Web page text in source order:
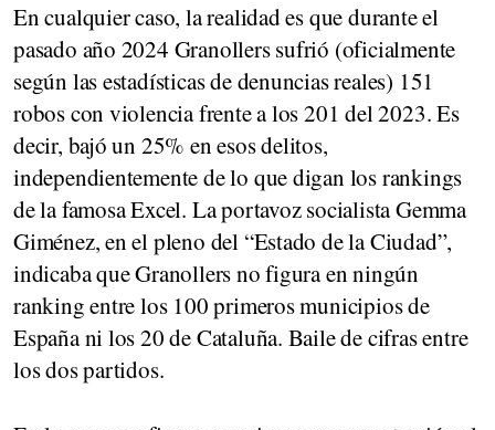
En cualquier caso, la realidad es que durante el
pasado año 2024 Granollers sufrió (oficialmente
según las estadísticas de denuncias reales) 151
robos con violencia frente a los 201 del 2023. Es
decir, bajó un 25% en esos delitos,
independientemente de lo que digan los rankings
de la famosa Excel. La portavoz socialista Gemma
Giménez, en el pleno del “Estado de la Ciudad”,
indicaba que Granollers no figura en ningún
ranking entre los 100 primeros municipios de
España ni los 20 de Cataluña. Baile de cifras entre
los dos partidos.